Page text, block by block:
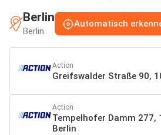
Berlin
Berlin
Automatisch
Action
Greifswalder Straße 90,
Action
Tempelhofer Damm 277,
Berlin